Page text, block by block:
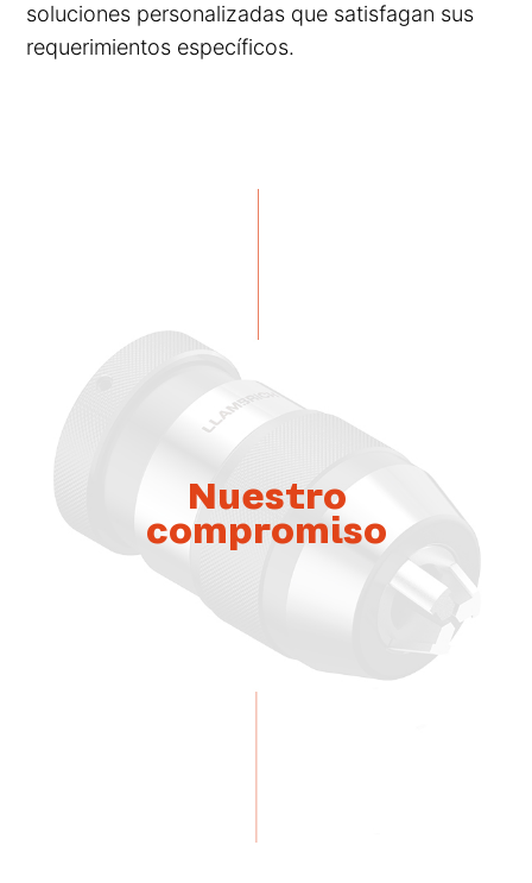
soluciones personalizadas que satisfagan sus
requerimientos específicos.
Nuestro
compromiso